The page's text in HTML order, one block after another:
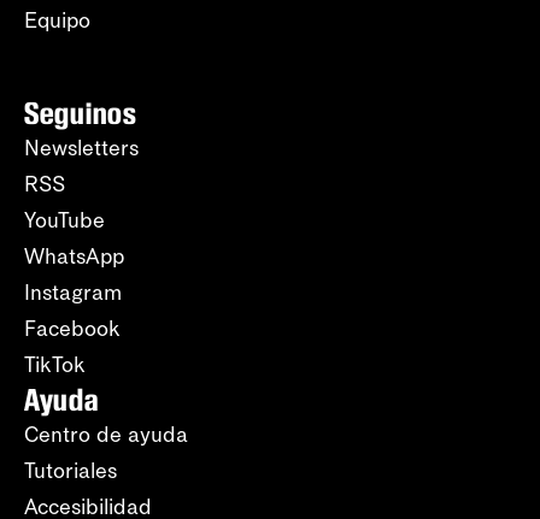
Equipo
Seguinos
Newsletters
RSS
YouTube
WhatsApp
Instagram
Facebook
TikTok
Ayuda
Centro de ayuda
Tutoriales
Accesibilidad